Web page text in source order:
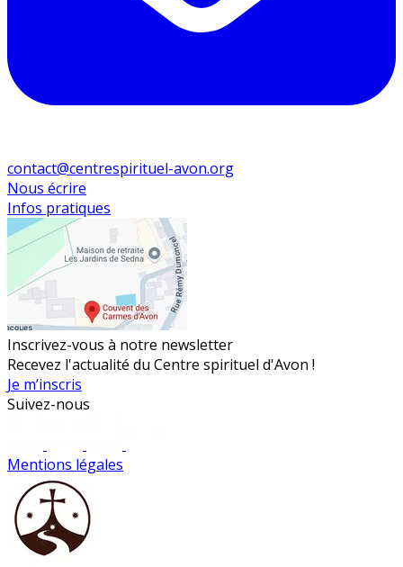
contact@centrespirituel-avon.org
Nous écrire
Infos pratiques
Inscrivez-vous à notre newsletter
Recevez l'actualité du Centre spirituel d'Avon !
Je m’inscris
Suivez-nous
Mentions légales